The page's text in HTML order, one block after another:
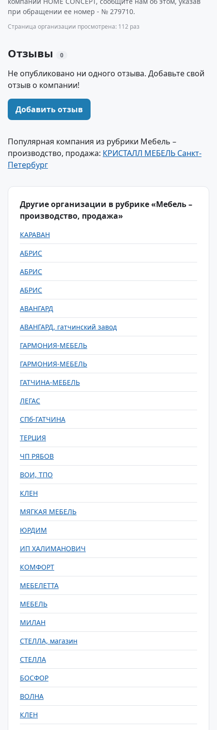
при обращении ее номер - № 279710.
Страница организации просмотрена: 112 раз
Отзывы 0
Не опубликовано ни одного отзыва. Добавьте свой
отзыв о компании!
Добавить отзыв
Популярная компания из рубрики Мебель –
производство, продажа: КРИСТАЛЛ МЕБЕЛЬ Санкт-
Петербург
Другие организации в рубрике «Мебель –
производство, продажа»
КАРАВАН
АБРИС
АБРИС
АБРИС
АВАНГАРД
АВАНГАРД, гатчинский завод
ГАРМОНИЯ-МЕБЕЛЬ
ГАРМОНИЯ-МЕБЕЛЬ
ГАТЧИНА-МЕБЕЛЬ
ЛЕГАС
СПб-ГАТЧИНА
ТЕРЦИЯ
ЧП РЯБОВ
ВОИ, ТПО
КЛЕН
МЯГКАЯ МЕБЕЛЬ
ЮРДИМ
ИП ХАЛИМАНОВИЧ
КОМФОРТ
МЕБЕЛЕТТА
МЕБЕЛЬ
МИЛАН
СТЕЛЛА, магазин
СТЕЛЛА
БОСФОР
ВОЛНА
КЛЕН